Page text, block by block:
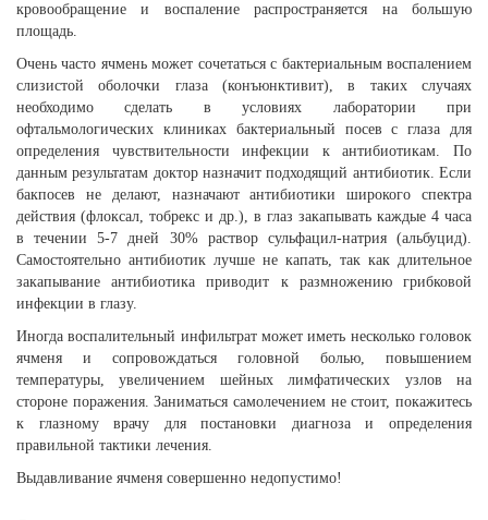
кровообращение и воспаление распространяется на большую
площадь.
Очень часто ячмень может сочетаться с бактериальным воспалением
слизистой оболочки глаза (конъюнктивит), в таких случаях
необходимо сделать в условиях лаборатории при
офтальмологических клиниках бактериальный посев с глаза для
определения чувствительности инфекции к антибиотикам. По
данным результатам доктор назначит подходящий антибиотик. Если
бакпосев не делают, назначают антибиотики широкого спектра
действия (флоксал, тобрекс и др.), в глаз закапывать каждые 4 часа
в течении 5-7 дней 30% раствор сульфацил-натрия (альбуцид).
Самостоятельно антибиотик лучше не капать, так как длительное
закапывание антибиотика приводит к размножению грибковой
инфекции в глазу.
Иногда воспалительный инфильтрат может иметь несколько головок
ячменя и сопровождаться головной болью, повышением
температуры, увеличением шейных лимфатических узлов на
стороне поражения. Заниматься самолечением не стоит, покажитесь
к глазному врачу для постановки диагноза и определения
правильной тактики лечения.
Выдавливание ячменя совершенно недопустимо!